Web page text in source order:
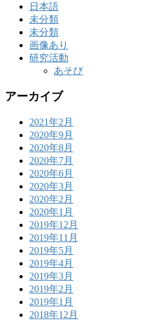
日本語
未分類
未分類
画像あり
研究活動
あそび
アーカイブ
2021年2月
2020年9月
2020年8月
2020年7月
2020年6月
2020年3月
2020年2月
2020年1月
2019年12月
2019年11月
2019年5月
2019年4月
2019年3月
2019年2月
2019年1月
2018年12月